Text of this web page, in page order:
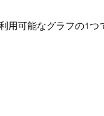
用可能なグラフの1つ